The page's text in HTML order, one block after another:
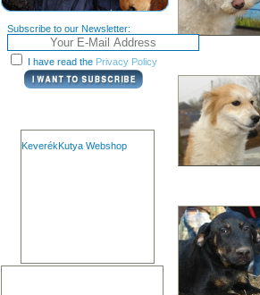
Subscribe to our Newsletter:
I have read the Privacy Policy
KeverékKutya Webshop